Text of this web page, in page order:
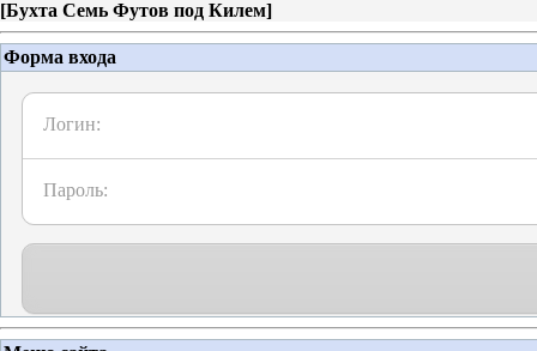
[Бухта Семь Футов под Килем]
Форма входа
Логин:
Пароль: